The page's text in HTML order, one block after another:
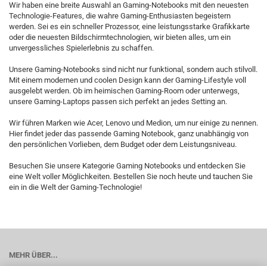
Wir haben eine breite Auswahl an Gaming-Notebooks mit den neuesten
Technologie-Features, die wahre Gaming-Enthusiasten begeistern
werden. Sei es ein schneller Prozessor, eine leistungsstarke Grafikkarte
oder die neuesten Bildschirmtechnologien, wir bieten alles, um ein
unvergessliches Spielerlebnis zu schaffen.
Unsere Gaming-Notebooks sind nicht nur funktional, sondern auch stilvoll.
Mit einem modernen und coolen Design kann der Gaming-Lifestyle voll
ausgelebt werden. Ob im heimischen Gaming-Room oder unterwegs,
unsere Gaming-Laptops passen sich perfekt an jedes Setting an.
Wir führen Marken wie Acer, Lenovo und Medion, um nur einige zu nennen.
Hier findet jeder das passende Gaming Notebook, ganz unabhängig von
den persönlichen Vorlieben, dem Budget oder dem Leistungsniveau.
Besuchen Sie unsere Kategorie Gaming Notebooks und entdecken Sie
eine Welt voller Möglichkeiten. Bestellen Sie noch heute und tauchen Sie
ein in die Welt der Gaming-Technologie!
MEHR ÜBER...